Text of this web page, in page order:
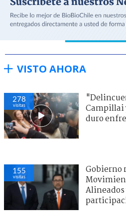
VISTO AHORA
278
visitas
Campillai
duro
155
visitas
Gobierno
Alineados